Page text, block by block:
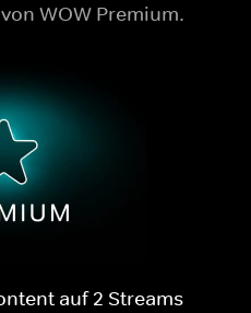
WOW Premium.
auf 2 Streams